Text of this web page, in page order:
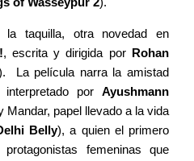
taquilla, otra novedad en
, escrita y dirigida por Rohan
La película narra la amistad
por Ayushmann
Mandar, papel llevado a la vida
Belly), a quien el primero
femeninas que